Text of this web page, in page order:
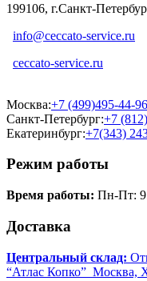
199106, г.Санкт-
info@ceccato-service.ru
ceccato-service.ru
Москва:+7 (499)495-44-96
Санкт-Петербург:+7
Екатеринбург:+7(343)
Режим работы
Время работы: Пн-Пт:
Доставка
Центральный склад:
“Атлас Копко” Москва,